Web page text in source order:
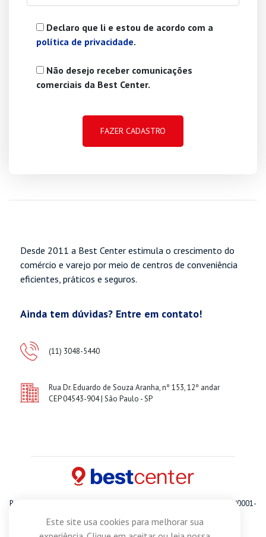
Declaro que li e estou de acordo com a
política de privacidade.
Não desejo receber comunicações
comerciais da Best Center.
Desde 2011 a Best Center estimula o crescimento do
comércio e varejo por meio de centros de conveniência
eficientes, práticos e seguros.
Ainda tem dúvidas? Entre em contato!
(11) 3048-5440
Rua Dr. Eduardo de Souza Aranha, nº 153, 12º andar
CEP 04543-904 | São Paulo - SP
Best Center Empreendimentos E Participacoes S.A. CNPJ 14.576.758/0001-
© 2021 I Todos os direitos reservados
Este site usa cookies para melhorar sua